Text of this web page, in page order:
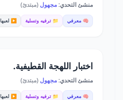
منشئ التحدي:مجهول (مبتدئ)
🧠 معرفي 📁 ترفيه وتسلية ▶️ لعبها 31
اختبار اللهجة القطيفية.
منشئ التحدي:مجهول (مبتدئ)
🧠 معرفي 📁 ترفيه وتسلية ▶️ لعبها 476